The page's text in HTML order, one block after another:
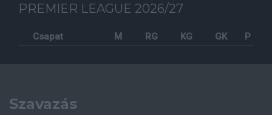
PREMIER LEAGUE 2026/27
Csapat M RG KG GK P
Szavazás